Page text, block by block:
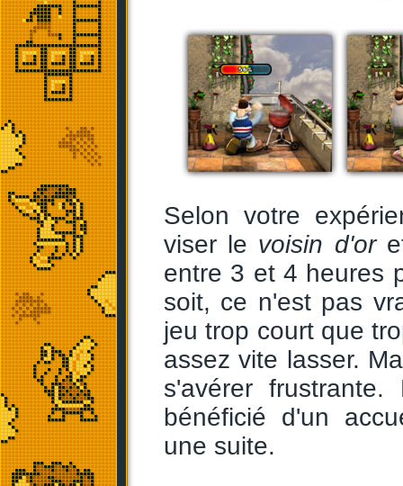
Selon votre
viser le voisin d'or
entre 3 et 4 heures
soit, ce n'est pas
jeu trop court que
assez vite lasser.
s'avérer
bénéficié d'un
une suite.